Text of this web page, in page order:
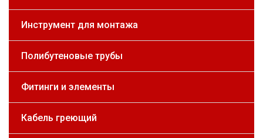
Инструмент для монтажа
Полибутеновые трубы
Фитинги и элементы
Кабель греющий